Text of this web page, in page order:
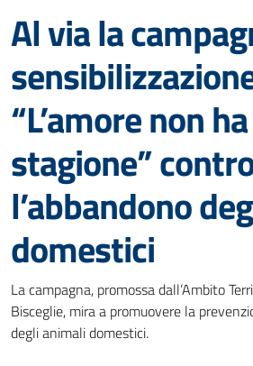
Al via la
“L’amore non ha
stagione”
l’abbandono
domestici
Dettagli della
La campagna, promossa dall’Ambito
Bisceglie, mira a promuovere la
degli animali domestici.